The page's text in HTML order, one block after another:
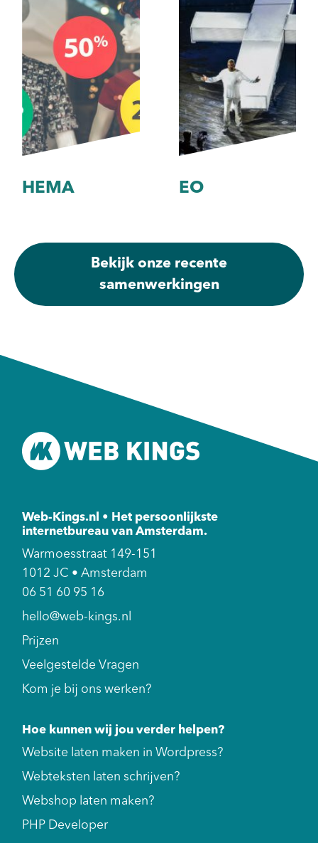
HEMA EO
Bekijk onze recente
samenwerkingen
Web-Kings.nl • Het persoonlijkste
internetbureau van Amsterdam.
Warmoesstraat 149-151
1012 JC • Amsterdam
06 51 60 95 16
hello@web-kings.nl
Prijzen
Veelgestelde Vragen
Kom je bij ons werken?
Hoe kunnen wij jou verder helpen?
Website laten maken in Wordpress?
Webteksten laten schrijven?
Webshop laten maken?
PHP Developer